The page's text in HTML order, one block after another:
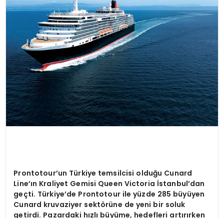
Prontotour’un Türkiye temsilcisi olduğu Cunard
Line’ın Kraliyet Gemisi Queen Victoria İstanbul’dan
geçti. Türkiye’de Prontotour ile yüzde 285 büyüyen
Cunard kruvaziyer sektörüne de yeni bir soluk
getirdi. Pazardaki hızlı büyüme, hedefleri artırırken